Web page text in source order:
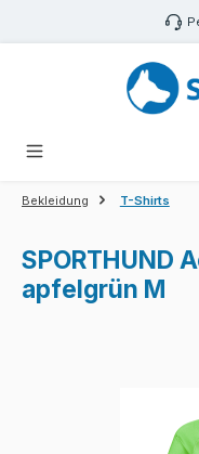
Zum Hauptinhalt springen
Bekleidung T-Shirts
SPORTHUND
apfelgrün M